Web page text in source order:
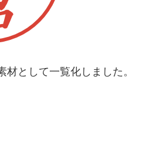
として一覧化しました。